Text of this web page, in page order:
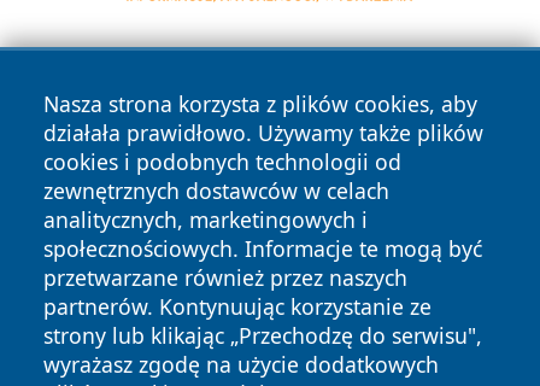
Nasza strona korzysta z plików cookies, aby
działała prawidłowo. Używamy także plików
cookies i podobnych technologii od
zewnętrznych dostawców w celach
analitycznych, marketingowych i
społecznościowych. Informacje te mogą być
przetwarzane również przez naszych
partnerów. Kontynuując korzystanie ze
strony lub klikając „Przechodzę do serwisu",
wyrażasz zgodę na użycie dodatkowych
Copyright © 2026 terazgniezno.pl Wszystkie prawa
zastrzeżone.
News Autorzy
Polityka
Prywatności
Polityka
Cookies